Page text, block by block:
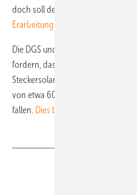
doch soll der Elektriker diese
Erarbeitung einer eigenen
Die DGS und die
fordern, dass besondere
Steckersolaranlagen eingeführt
von etwa 600 Watt sollten unter
fallen. Dies berge technisch keine